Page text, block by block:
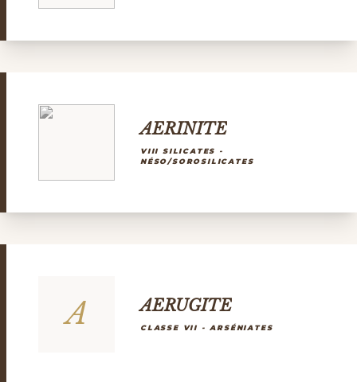
AERINITE
VIII SILICATES -
NÉSO/SOROSILICATES
A AERUGITE
CLASSE VII - ARSÉNIATES